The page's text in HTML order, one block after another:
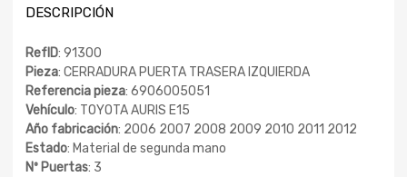
DESCRIPCIÓN
RefID: 91300
Pieza: CERRADURA PUERTA TRASERA IZQUIERDA
Referencia pieza: 6906005051
Vehículo: TOYOTA AURIS E15
Año fabricación: 2006 2007 2008 2009 2010 2011 2012
Estado: Material de segunda mano
Nº Puertas: 3